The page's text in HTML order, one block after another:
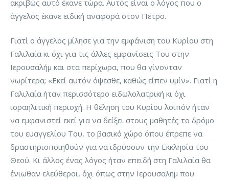
ακριβώς αυτό έκανε τώρα. Αυτός είναι ο λόγος που ο
άγγελος έκανε ειδική αναφορά στον Πέτρο.
Γιατί ο άγγελος μίλησε για την εμφάνιση του Κυρίου στη
Γαλιλαία κι όχι για τις άλλες εμφανίσεις Του στην
Ιερουσαλήμ και στα περίχωρα, που θα γίνονταν
νωρίτερα; «Εκεί αυτόν όψεσθε, καθώς είπεν υμίν». Γιατί η
Γαλιλαία ήταν περισσότερο ειδωλολατρική κι όχι
ισραηλιτική περιοχή. Η θέληση του Κυρίου λοιπόν ήταν
να εμφανιστεί εκεί για να δείξει στους μαθητές το δρόμο
του ευαγγελίου Του, το βασικό χώρο όπου έπρεπε να
δραστηριοποιηθούν για να ιδρύσουν την Εκκλησία του
Θεού. Κι άλλος ένας λόγος ήταν επειδή στη Γαλιλαία θα
ένιωθαν ελεύθεροι, όχι όπως στην Ιερουσαλήμ που